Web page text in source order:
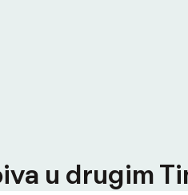
u drugim